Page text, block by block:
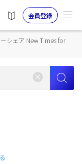
会員登録
シェア New Times for